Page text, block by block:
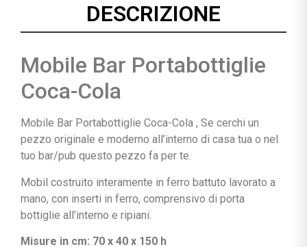
DESCRIZIONE
Mobile Bar Portabottiglie
Coca-Cola
Mobile Bar Portabottiglie Coca-Cola , Se cerchi un
pezzo originale e moderno all’interno di casa tua o nel
tuo bar/pub questo pezzo fa per te.
Mobil costruito interamente in ferro battuto lavorato a
mano, con inserti in ferro, comprensivo di porta
bottiglie all’interno e ripiani.
Misure in cm: 70 x 40 x 150 h